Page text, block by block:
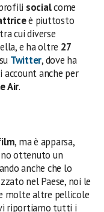
socialcome
è piuttosto
cui diverse
e ha oltre 27
Twitter, dove ha
account anche per
Air.
, ma è apparsa,
ottenuto un
anche che lo
nel Paese, noi le
molte altre pellicole
riportiamo tutti i